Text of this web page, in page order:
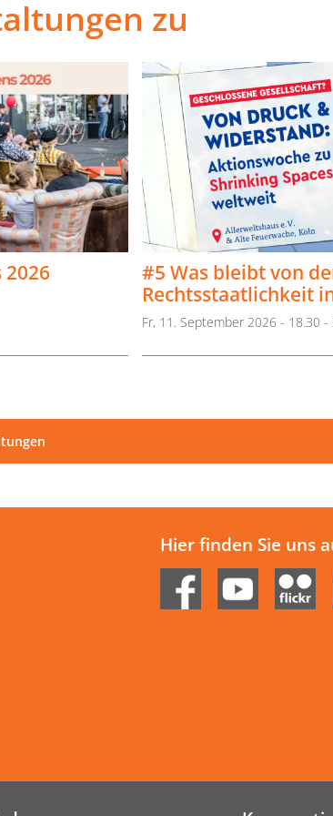
zu
2026
#5 Was bleibt von
Rechtsstaatlichkeit
Fr, 11. September 2026 - 18.30 -
Hier finden Sie uns